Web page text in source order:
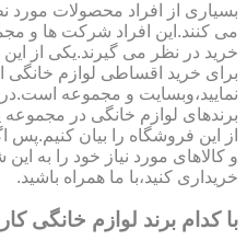
بسیاری از افراد محصولات مورد
می کنند.این افراد شرکت ها و
خرید در نظر می گیرند.یکی از
برای خرید اقساطی لوازم خانگی
نمایید،وبسایت و مجموعه
برندهای لوازم خانگی در
از این فروشگاه را بیان
و کالاهای مورد نیاز خود را به
خریداری کنید،با ما همراه باشید.
با کدام برند لوازم خانگی